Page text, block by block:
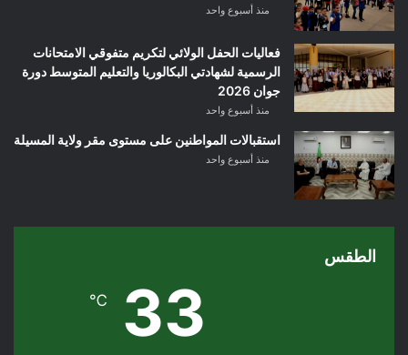
منذ أسبوع واحد
فعاليات الحفل الولائي لتكريم متفوقي الامتحانات
الرسمية لشهادتي البكالوريا والتعليم المتوسط دورة
جوان 2026
منذ أسبوع واحد
استقبالات المواطنين على مستوى مقر ولاية المسيلة
منذ أسبوع واحد
الطقس
33
℃